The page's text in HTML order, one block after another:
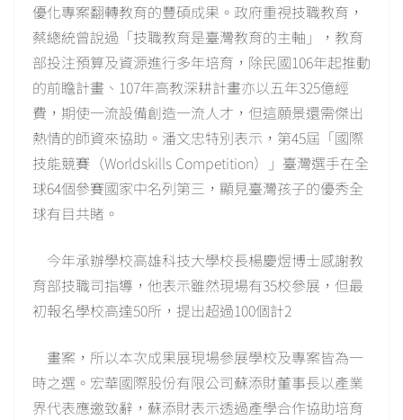
優化專案翻轉教育的豐碩成果。政府重視技職教育，
蔡總統曾說過「技職教育是臺灣教育的主軸」，教育
部投注預算及資源進行多年培育，除民國106年起推動
的前瞻計畫、107年高教深耕計畫亦以五年325億經
費，期使一流設備創造一流人才，但這願景還需傑出
熱情的師資來協助。潘文忠特別表示，第45屆「國際
技能競賽（Worldskills Competition）」臺灣選手在全
球64個參賽國家中名列第三，顯見臺灣孩子的優秀全
球有目共睹。
今年承辦學校高雄科技大學校長楊慶煜博士感謝教
育部技職司指導，他表示雖然現場有35校參展，但最
初報名學校高達50所，提出超過100個計2
畫案，所以本次成果展現場參展學校及專案皆為一
時之選。宏華國際股份有限公司蘇添財董事長以產業
界代表應邀致辭，蘇添財表示透過產學合作協助培育